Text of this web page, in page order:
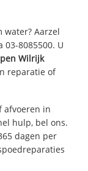
water? Aarzel
8085500. U
Wilrijk
reparatie of
afvoeren in
hulp, bel ons.
dagen per